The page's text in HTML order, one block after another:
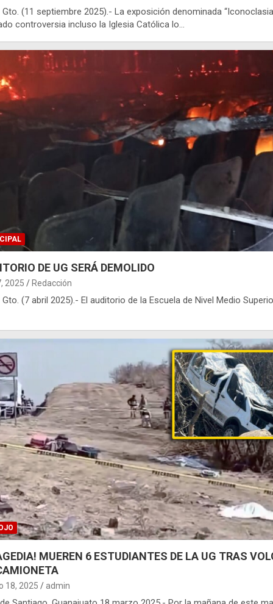
Gto. (11 septiembre 2025).- La exposición denominada
controversia incluso la Iglesia Católica lo…
DE UG SERÁ DEMOLIDO
2025 Redacción
Gto. (7 abril 2025).- El auditorio de la Escuela de Nivel Medio
MUEREN 6 ESTUDIANTES DE LA UG TRAS
18, 2025 admin